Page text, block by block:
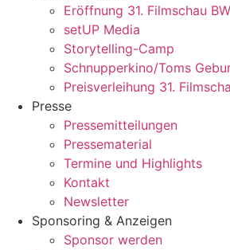
Eröffnung 31. Filmschau BW
setUP Media
Storytelling-Camp
Schnupperkino/Toms
Preisverleihung 31.
Presse
Pressemitteilungen
Pressematerial
Termine und Highlights
Kontakt
Newsletter
Sponsoring & Anzeigen
Sponsor werden